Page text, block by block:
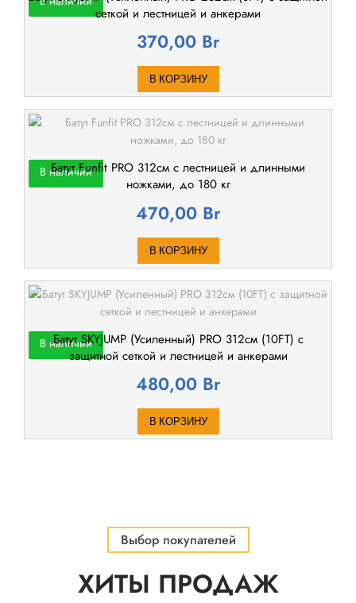
сеткой и лестницей и анкерами
370,00 Br
В КОРЗИНУ
В наличии
Батут Funfit PRO 312см с лестницей и длинными
ножками, до 180 кг
470,00 Br
В КОРЗИНУ
В наличии
Батут SKYJUMP (Усиленный) PRO 312cм (10FT) с
защитной сеткой и лестницей и анкерами
480,00 Br
В КОРЗИНУ
Выбор покупателей
ХИТЫ ПРОДАЖ